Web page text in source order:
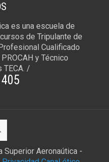
es una escuela de
de Tripulante de
Cualificado
y Técnico
TECA. /
Aeronaútica -